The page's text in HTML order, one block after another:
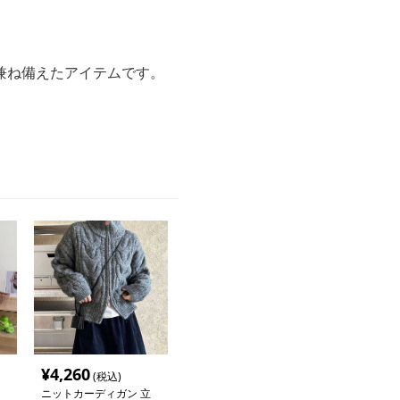
備えたアイテムです。
¥4,260(税込)
ニットカーディガン 立